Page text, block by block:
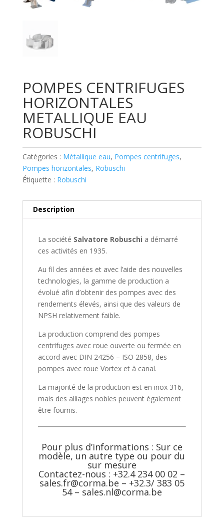
POMPES CENTRIFUGES
HORIZONTALES
METALLIQUE EAU
ROBUSCHI
Catégories : Métallique eau, Pompes centrifuges,
Pompes horizontales, Robuschi
Étiquette : Robuschi
Description
La société Salvatore Robuschi a démarré
ces activités en 1935.
Au fil des années et avec l’aide des nouvelles
technologies, la gamme de production a
évolué afin d’obtenir des pompes avec des
rendements élevés, ainsi que des valeurs de
NPSH relativement faible.
La production comprend des pompes
centrifuges avec roue ouverte ou fermée en
accord avec DIN 24256 – ISO 2858, des
pompes avec roue Vortex et à canal.
La majorité de la production est en inox 316,
mais des alliages nobles peuvent également
être fournis.
Pour plus d’informations : Sur ce
modèle, un autre type ou pour du
sur mesure
Contactez-nous : +32.4 234 00 02 –
sales.fr@corma.be – +32.3/ 383 05
54 – sales.nl@corma.be